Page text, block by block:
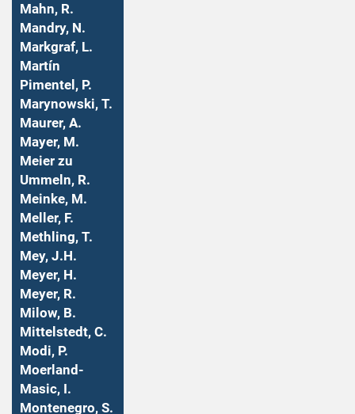
Mahn, R.
Mandry, N.
Markgraf, L.
Martín
Pimentel, P.
Marynowski, T.
Maurer, A.
Mayer, M.
Meier zu
Ummeln, R.
Meinke, M.
Meller, F.
Methling, T.
Mey, J.H.
Meyer, H.
Meyer, R.
Milow, B.
Mittelstedt, C.
Modi, P.
Moerland-
Masic, I.
Montenegro, S.